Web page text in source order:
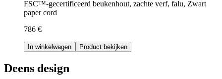
FSC™-gecertificeerd beukenhout, zachte verf, falu, Zwart
paper cord
786 €
In winkelwagen Product bekijken
Deens design